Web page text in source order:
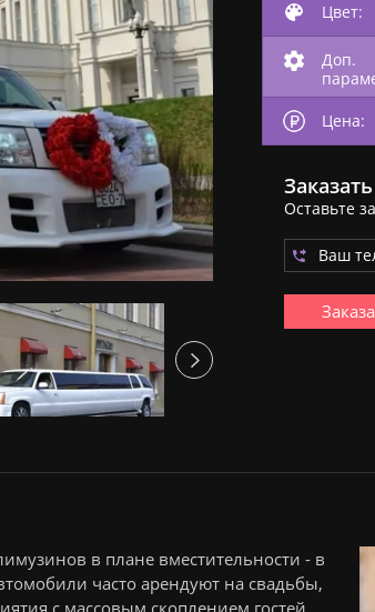
Цвет:
Доп.
Цена:
Оставьте
в плане вместительности - в
часто арендуют на свадьбы,